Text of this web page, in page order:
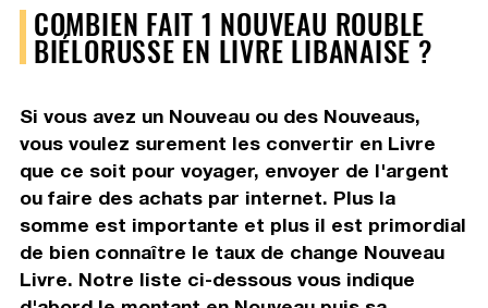
COMBIEN FAIT 1 NOUVEAU ROUBLE
BIÉLORUSSE EN LIVRE LIBANAISE ?
Si vous avez un Nouveau ou des Nouveaus,
vous voulez surement les convertir en Livre
que ce soit pour voyager, envoyer de l'argent
ou faire des achats par internet. Plus la
somme est importante et plus il est primordial
de bien connaître le taux de change Nouveau
Livre. Notre liste ci-dessous vous indique